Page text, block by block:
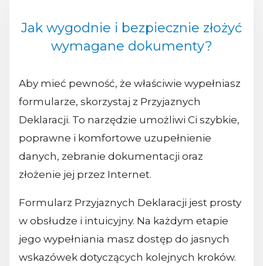
Jak wygodnie i bezpiecznie złożyć
wymagane dokumenty?
Aby mieć pewność, że właściwie wypełniasz
formularze, skorzystaj z Przyjaznych
Deklaracji. To narzędzie umożliwi Ci szybkie,
poprawne i komfortowe uzupełnienie
danych, zebranie dokumentacji oraz
złożenie jej przez Internet.
Formularz Przyjaznych Deklaracji jest prosty
w obsłudze i intuicyjny. Na każdym etapie
jego wypełniania masz dostęp do jasnych
wskazówek dotyczących kolejnych kroków.